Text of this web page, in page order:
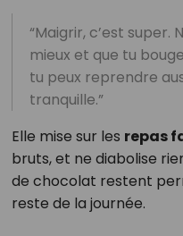
“Maigrir, c’est
mieux et que tu
tu peux reprendre
tranquille.”
Elle mise sur les repas
bruts, et ne diabolise
de chocolat restent
reste de la journée.